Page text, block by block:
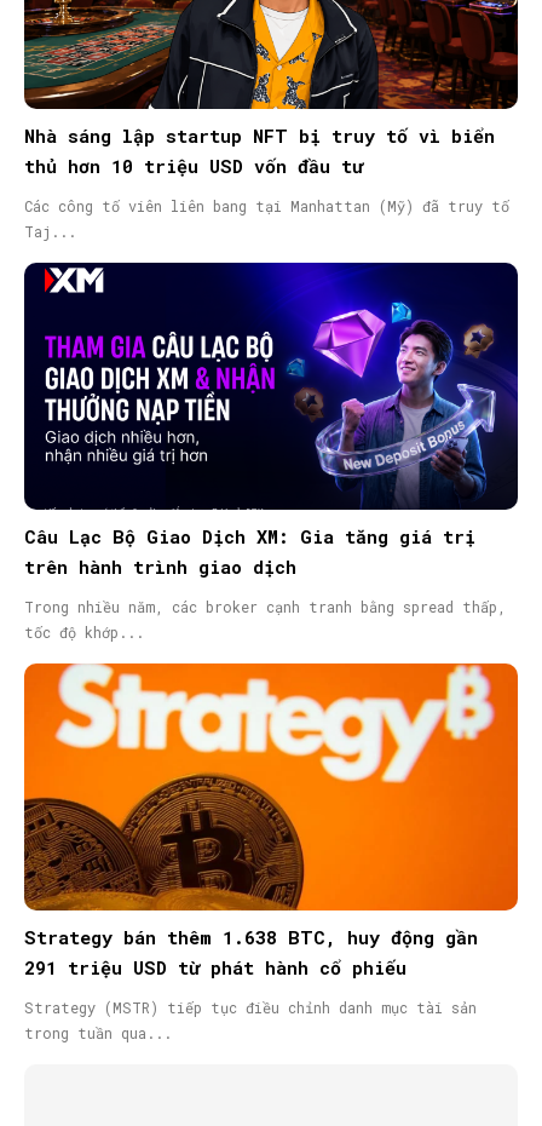
SEARCH...
Nhà sáng lập startup NFT bị truy tố vì biển
thủ hơn 10 triệu USD vốn đầu tư
Các công tố viên liên bang tại Manhattan (Mỹ) đã truy tố
Taj...
Câu Lạc Bộ Giao Dịch XM: Gia tăng giá trị
trên hành trình giao dịch
Trong nhiều năm, các broker cạnh tranh bằng spread thấp,
tốc độ khớp...
Strategy bán thêm 1.638 BTC, huy động gần
291 triệu USD từ phát hành cổ phiếu
Strategy (MSTR) tiếp tục điều chỉnh danh mục tài sản
trong tuần qua...